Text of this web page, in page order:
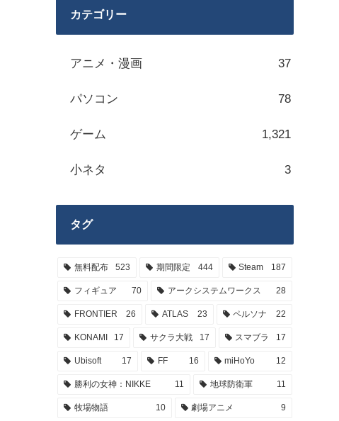
カテゴリー
アニメ・漫画 37
パソコン 78
ゲーム 1,321
小ネタ 3
タグ
無料配布 523 期間限定 444 Steam 187
フィギュア 70 アークシステムワークス 28
FRONTIER 26 ATLAS 23 ペルソナ 22
KONAMI 17 サクラ大戦 17 スマブラ 17
Ubisoft 17 FF 16 miHoYo 12
勝利の女神：NIKKE 11 地球防衛軍 11
牧場物語 10 劇場アニメ 9